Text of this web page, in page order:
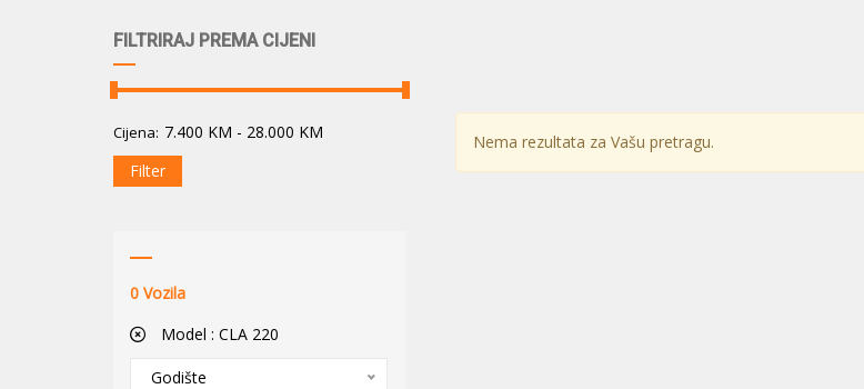
FILTRIRAJ PREMA CIJENI
Cijena: 7.400 KM - 28.000 KM
Filter
0 Vozila
Model : CLA 220
Godište
Nema rezultata za Vašu pretragu.